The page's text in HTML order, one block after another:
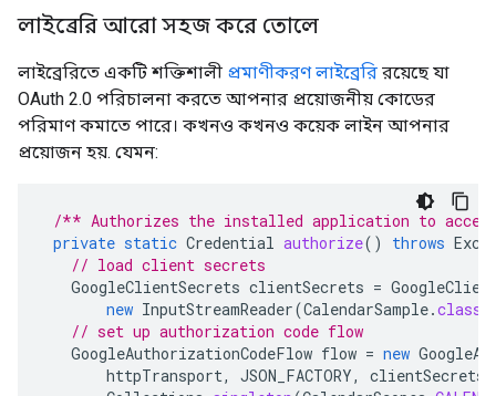
লাইব্রেরি আরো সহজ করে তোলে
লাইব্রেরিতে একটি শক্তিশালী প্রমাণীকরণ লাইব্রেরি রয়েছে যা
OAuth 2.0 পরিচালনা করতে আপনার প্রয়োজনীয় কোডের
পরিমাণ কমাতে পারে। কখনও কখনও কয়েক লাইন আপনার
প্রয়োজন হয়. যেমন:
/** Authorizes the installed application to
private static Credential authorize() throws
// load client secrets
GoogleClientSecrets clientSecrets =
new InputStreamReader(CalendarSample.class
// set up authorization code flow
GoogleAuthorizationCodeFlow flow = new
httpTransport, JSON_FACTORY, clientSecrets